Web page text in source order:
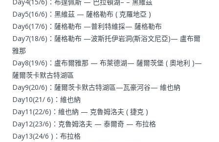
Day5(16/6)：黑維茲 — 薩格勒布 ( 克羅地亞 )
Day6(17/6)：薩格勒布 —普利特維採— 薩格勒布
Day7(18/6)：薩格勒布 —波斯托伊岩洞(斯浴文尼亞)— 盧布爾
雅那
Day8(19/6)：盧布爾雅那 — 布萊德湖— 薩爾茨堡 ( 奧地利 )—
薩爾茨卡默古特湖區
Day9(20/6)：薩爾茨卡默古特湖區—瓦豪河谷— 維也納
Day10(21/ 6)：維也納
Day11(22/6)：維也納 — 克魯姆洛夫 ( 捷克 )
Day12(23/6)：克魯姆洛夫 — 泰爾奇 — 布拉格
Day13(24/6 )：布拉格